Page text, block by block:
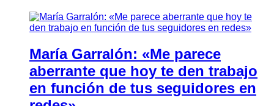
María Garralón: «Me parece
aberrante que hoy te den trabajo
en función de tus seguidores en